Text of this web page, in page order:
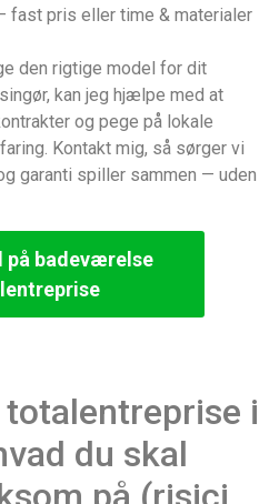
fast pris eller time & materialer
den rigtige model for dit
kan jeg hjælpe med at
og pege på lokale
Kontakt mig, så sørger vi
garanti spiller sammen — uden
på badeværelse
i
du skal